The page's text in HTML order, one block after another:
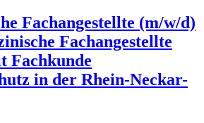
Fachangestellte (m/w/d)
Fachangestellte
Fachkunde
in der Rhein-Neckar-